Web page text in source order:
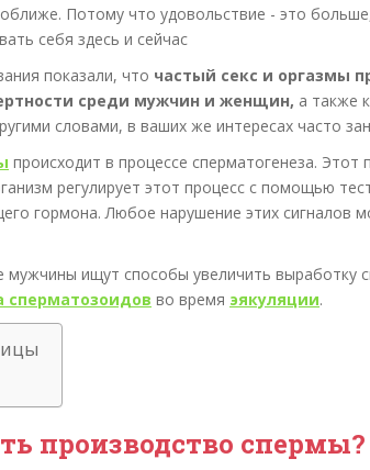
Потому что удовольствие - это
себя здесь и сейчас
показали, что частый секс и оргазмы
среди мужчин и женщин, а также
словами, в ваших же интересах часто
происходит в процессе сперматогенеза. Этот
регулирует этот процесс с помощью
гормона. Любое нарушение этих сигналов
мужчины ищут способы увеличить выработку
сперматозоидов во время эякуляции.
производство спермы?